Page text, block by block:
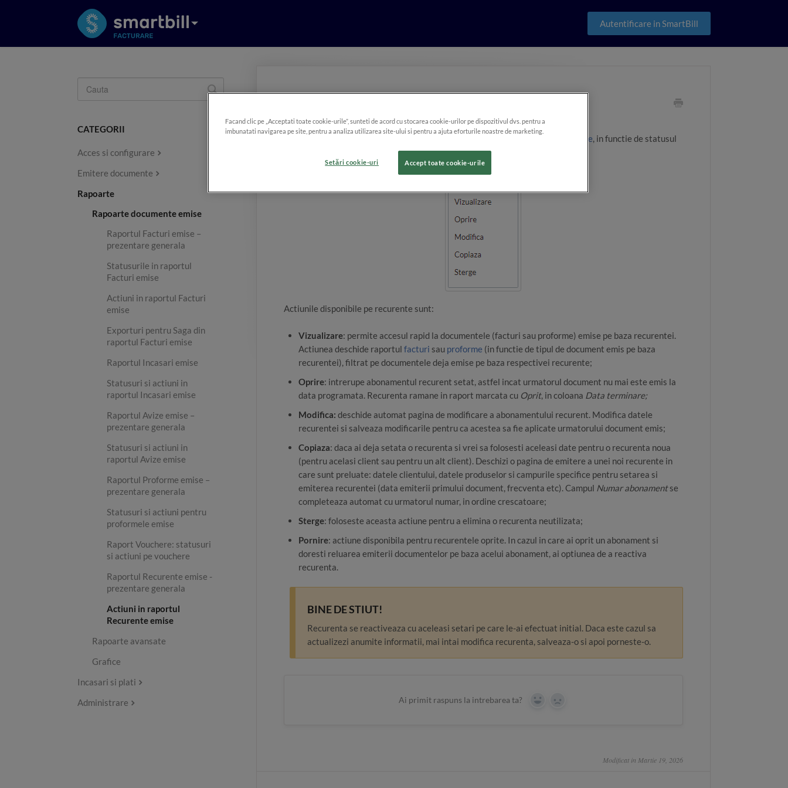
Autentificare in SmartBill
Poti efectua diferite actiuni asupra recurentelor afisate in Rapoarte > Recurente, in functie de statusul
Actiunile disponibile pe recurente sunt:
Vizualizare: permite accesul rapid la documentele (facturi sau proforme) emise pe baza recurentei.
Actiunea deschide raportul facturi sau proforme (in functie de tipul de document emis pe baza
recurentei), filtrat pe documentele deja emise pe baza respectivei recurente;
Oprire: intrerupe abonamentul recurent setat, astfel incat urmatorul document nu mai este emis la
data programata. Recurenta ramane in raport marcata cu Oprit, in coloana Data terminare;
Modifica: deschide automat pagina de modificare a abonamentului recurent. Modifica datele
recurentei si salveaza modificarile pentru ca acestea sa fie aplicate urmatorului document emis;
Copiaza: daca ai deja setata o recurenta si vrei sa folosesti aceleasi date pentru o recurenta noua
(pentru acelasi client sau pentru un alt client). Deschizi o pagina de emitere a unei noi recurente in
care sunt preluate: datele clientului, datele produselor si campurile specifice pentru setarea si
emiterea recurentei (data emiterii primului document, frecventa etc). Campul Numar abonamentse
completeaza automat cu urmatorul numar, in ordine crescatoare;
Sterge: foloseste aceasta actiune pentru a elimina o recurenta neutilizata;
Pornire: actiune disponibila pentru recurentele oprite. In cazul in care ai oprit un abonament si
doresti reluarea emiterii documentelor pe baza acelui abonament, ai optiunea de a reactiva
recurenta.
BINE DE STIUT!
Recurenta se reactiveaza cu aceleasi setari pe care le-ai efectuat initial. Daca este cazul sa
actualizezi anumite informatii, mai intai modifica recurenta, salveaza-o si apoi porneste-o.
Ai primit raspuns la intrebarea ta? Yes No
Modificat in Martie 19, 2026
Toggle
Search
CATEGORII
Acces si configurare
Emitere documente
Rapoarte
Rapoarte documente emise
Raportul Facturi emise –
prezentare generala
Statusurile in raportul
Facturi emise
Actiuni in raportul Facturi
emise
Exporturi pentru Saga din
raportul Facturi emise
Raportul Incasari emise
Statusuri si actiuni in
raportul Incasari emise
Raportul Avize emise –
prezentare generala
Statusuri si actiuni in
raportul Avize emise
Raportul Proforme emise –
prezentare generala
Statusuri si actiuni pentru
proformele emise
Raport Vouchere: statusuri
si actiuni pe vouchere
Raportul Recurente emise -
prezentare generala
Actiuni in raportul
Recurente emise
Rapoarte avansate
Grafice
Incasari si plati
Administrare
Facand clic pe „Acceptati toate cookie-urile”, sunteti de acord cu stocarea cookie-urilor pe dispozitivul dvs. pentru a
imbunatati navigarea pe site, pentru a analiza utilizarea site-ului si pentru a ajuta eforturile noastre de marketing.
Accept toate cookie-urile
Setări cookie-uri